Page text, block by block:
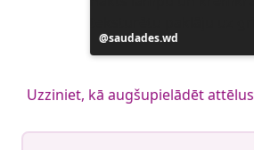
Ierakstu
publicējis
saudades.wd
Uzziniet, kā augšupielādēt attēlus